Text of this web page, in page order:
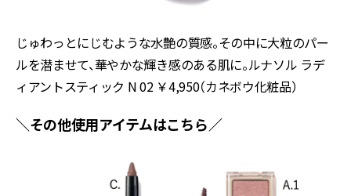
じゅわっとにじむような水艶の質感。その中に大粒のパー
ルを潜ませて、華やかな輝き感のある肌に。ルナソル ラデ
ィアントスティック N 02 ￥4,950（カネボウ化粧品）
＼その他使用アイテムはこちら／